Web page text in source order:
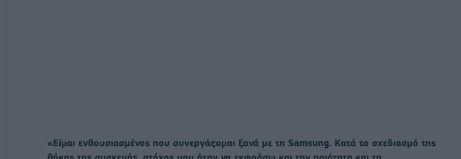
«Είμαι ενθουσιασμένος που συνεργάζομαι ξανά με τη Samsung. Κατά το σχεδιασμό της